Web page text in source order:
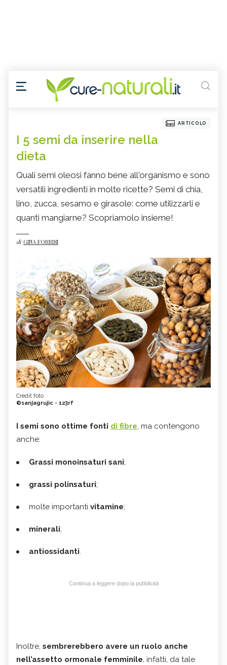
ARTICOLO
I 5 semi da inserire nella
dieta
Quali semi oleosi fanno bene all'organismo e sono
versatili ingredienti in molte ricette? Semi di chia,
lino, zucca, sesamo e girasole: come utilizzarli e
quanti mangiarne? Scopriamolo insieme!
di GINA FORRISI
Credit foto
©sanjagrujic - 123rf
I semi sono ottime fonti di fibre, ma contengono
anche:
Grassi monoinsaturi sani;
grassi polinsaturi;
molte importanti vitamine;
minerali;
antiossidanti.
Continua a leggere dopo la pubblicità
Inoltre, sembrerebbero avere un ruolo anche
nell’assetto ormonale femminile, infatti, da tale